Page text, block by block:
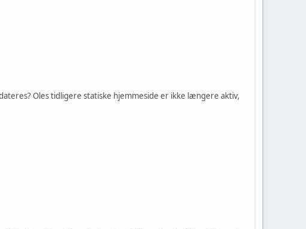
Oles tidligere statiske hjemmeside er ikke længere aktiv,